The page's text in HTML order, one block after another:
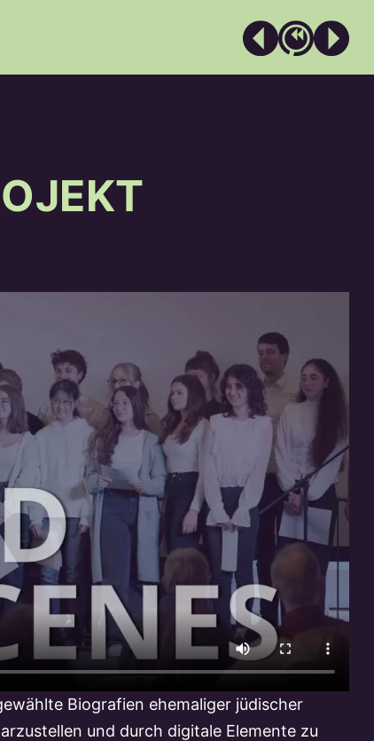
INTRO
„ALS OB WIR FEINDE WÄREN“ • 4
BLEIBEN ODER GEHEN? • 7
ÜBERLEBEN • 9
ZERSTÖRUNG • 10
BEFREIUNG • 11
Biografien ehemaliger jüdischer
und durch digitale Elemente zu